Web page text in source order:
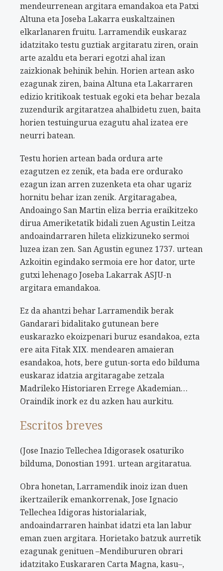
mendeurrenean argitara emandakoa eta Patxi
Altuna eta Joseba Lakarra euskaltzainen
elkarlanaren fruitu. Larramendik euskaraz
idatzitako testu guztiak argitaratu ziren, orain
arte azaldu eta berari egotzi ahal izan
zaizkionak behinik behin. Horien artean asko
ezagunak ziren, baina Altuna eta Lakarraren
edizio kritikoak testuak egoki eta behar bezala
zuzendurik argitaratzea ahalbidetu zuen, baita
horien testuingurua ezagutu ahal izatea ere
neurri batean.
Testu horien artean bada ordura arte
ezagutzen ez zenik, eta bada ere ordurako
ezagun izan arren zuzenketa eta ohar ugariz
hornitu behar izan zenik. Argitaragabea,
Andoaingo San Martin eliza berria eraikitzeko
dirua Ameriketatik bidali zuen Agustin Leitza
andoaindarraren hileta elizkizuneko sermoi
luzea izan zen. San Agustin egunez 1737. urtean
Azkoitin egindako sermoia ere hor dator, urte
gutxi lehenago Joseba Lakarrak ASJU-n
argitara emandakoa.
Ez da ahantzi behar Larramendik berak
Gandarari bidalitako gutunean bere
euskarazko ekoizpenari buruz esandakoa, ezta
ere aita Fitak XIX. mendearen amaieran
esandakoa, hots, bere gutun-sorta edo bilduma
euskaraz idatzia argitaragabe zetzala
Madrileko Historiaren Errege Akademian…
Oraindik inork ez du azken hau aurkitu.
Escritos breves
(Jose Inazio Tellechea Idigorasek osaturiko
bilduma, Donostian 1991. urtean argitaratua.
Obra honetan, Larramendik inoiz izan duen
ikertzailerik emankorrenak, Jose Ignacio
Tellechea Idigoras historialariak,
andoaindarraren hainbat idatzi eta lan labur
eman zuen argitara. Horietako batzuk aurretik
ezagunak genituen –Mendibururen obrari
idatzitako Euskararen Carta Magna, kasu–,